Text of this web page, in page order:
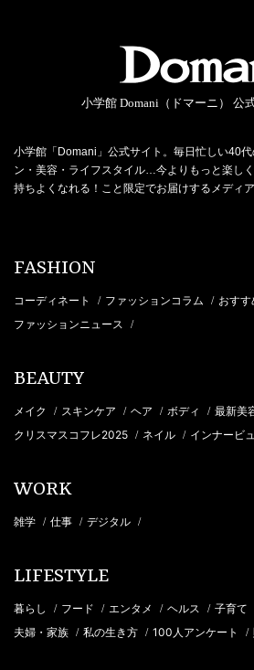
小学館 Domani（ドマーニ） 公
小学館「Domani」公式サイト。毎日忙しい40
ン・美容・ライフスタイル…今よりもっと楽し
持ちよくなれる！こと限定でお届けするメディア
FASHION
コーディネート / ファッションコラム / おす
ファッションニュース /
BEAUTY
メイク / スキンケア / ヘア / ボディ / 最新美
クリスマスコフレ2025 / ネイル / インナービ
WORK
雑学 / 仕事 / デジタル /
LIFESTYLE
暮らし / フード / エンタメ / ヘルス / 子育て
夫婦・家族 / 私の生き方 / 100人アンケート /